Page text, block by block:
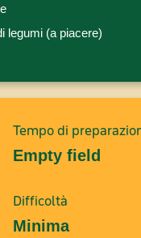
legumi (a piacere)
Tempo di
Empty field
Difficoltà
Minima